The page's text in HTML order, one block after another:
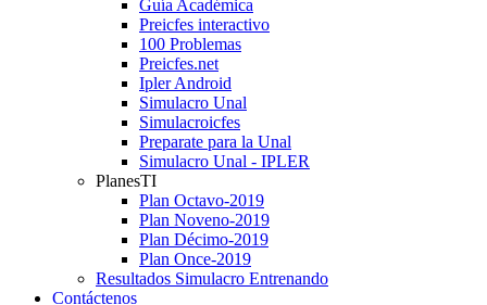
Guía Académica
Preicfes interactivo
100 Problemas
Preicfes.net
Ipler Android
Simulacro Unal
Simulacroicfes
Preparate para la Unal
Simulacro Unal - IPLER
PlanesTI
Plan Octavo-2019
Plan Noveno-2019
Plan Décimo-2019
Plan Once-2019
Resultados Simulacro Entrenando
Contáctenos